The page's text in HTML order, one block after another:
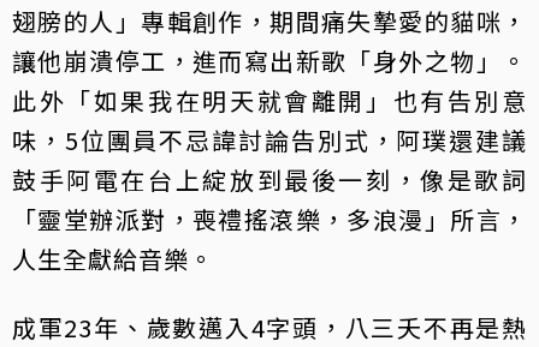
翅膀的人」專輯創作，期間痛失摯愛的貓咪，
讓他崩潰停工，進而寫出新歌「身外之物」。
此外「如果我在明天就會離開」也有告別意
味，5位團員不忌諱討論告別式，阿璞還建議
鼓手阿電在台上綻放到最後一刻，像是歌詞
「靈堂辦派對，喪禮搖滾樂，多浪漫」所言，
人生全獻給音樂。
成軍23年、歲數邁入4字頭，八三夭不再是熱